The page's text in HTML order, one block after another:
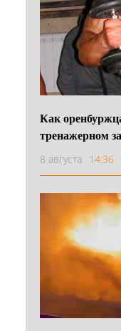
Как
тренажерном
8 августа 14:36